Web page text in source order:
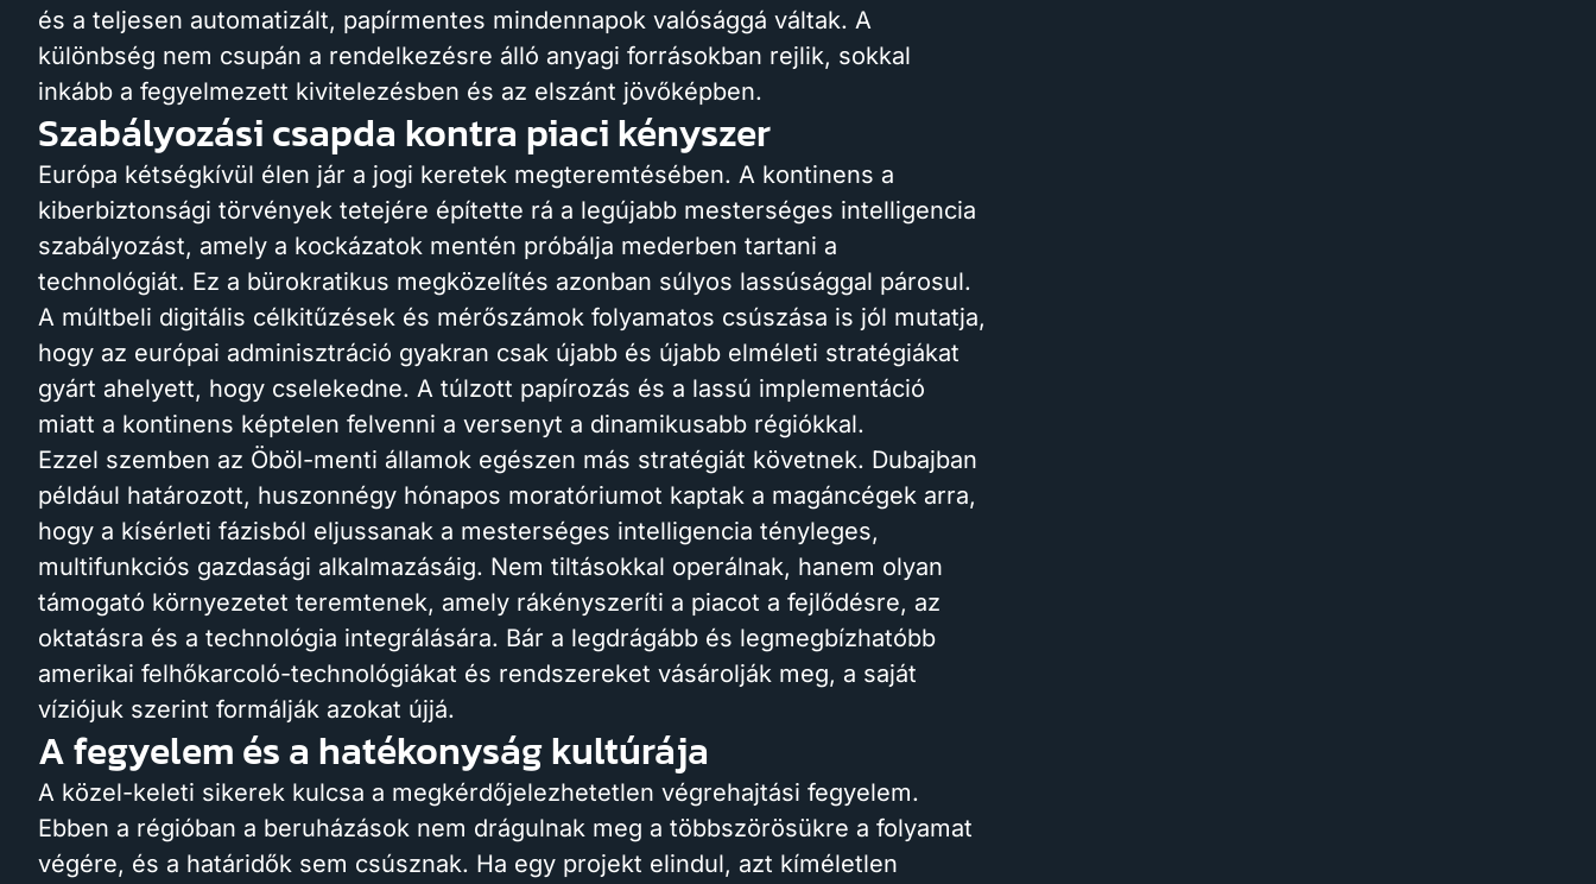
és a teljesen automatizált, papírmentes mindennapok valósággá váltak. A
különbség nem csupán a rendelkezésre álló anyagi forrásokban rejlik, sokkal
inkább a fegyelmezett kivitelezésben és az elszánt jövőképben.
Szabályozási csapda kontra piaci kényszer
Európa kétségkívül élen jár a jogi keretek megteremtésében. A kontinens a
kiberbiztonsági törvények tetejére építette rá a legújabb mesterséges intelligencia
szabályozást, amely a kockázatok mentén próbálja mederben tartani a
technológiát. Ez a bürokratikus megközelítés azonban súlyos lassúsággal párosul.
A múltbeli digitális célkitűzések és mérőszámok folyamatos csúszása is jól mutatja,
hogy az európai adminisztráció gyakran csak újabb és újabb elméleti stratégiákat
gyárt ahelyett, hogy cselekedne. A túlzott papírozás és a lassú implementáció
miatt a kontinens képtelen felvenni a versenyt a dinamikusabb régiókkal.
Ezzel szemben az Öböl-menti államok egészen más stratégiát követnek. Dubajban
például határozott, huszonnégy hónapos moratóriumot kaptak a magáncégek arra,
hogy a kísérleti fázisból eljussanak a mesterséges intelligencia tényleges,
multifunkciós gazdasági alkalmazásáig. Nem tiltásokkal operálnak, hanem olyan
támogató környezetet teremtenek, amely rákényszeríti a piacot a fejlődésre, az
oktatásra és a technológia integrálására. Bár a legdrágább és legmegbízhatóbb
amerikai felhőkarcoló-technológiákat és rendszereket vásárolják meg, a saját
víziójuk szerint formálják azokat újjá.
A fegyelem és a hatékonyság kultúrája
A közel-keleti sikerek kulcsa a megkérdőjelezhetetlen végrehajtási fegyelem.
Ebben a régióban a beruházások nem drágulnak meg a többszörösükre a folyamat
végére, és a határidők sem csúsznak. Ha egy projekt elindul, azt kíméletlen